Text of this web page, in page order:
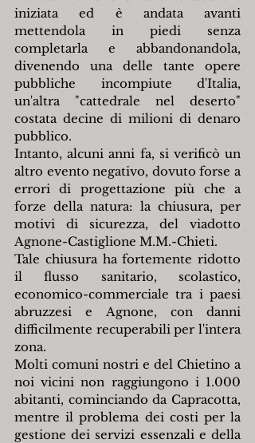
iniziata ed è andata avanti
mettendola in piedi senza
completarla e abbandonandola,
divenendo una delle tante opere
pubbliche incompiute d'Italia,
un'altra "cattedrale nel deserto"
costata decine di milioni di denaro
pubblico.
Intanto, alcuni anni fa, si verificò un
altro evento negativo, dovuto forse a
errori di progettazione più che a
forze della natura: la chiusura, per
motivi di sicurezza, del viadotto
Agnone-Castiglione M.M.-Chieti.
Tale chiusura ha fortemente ridotto
il flusso sanitario, scolastico,
economico-commerciale tra i paesi
abruzzesi e Agnone, con danni
difficilmente recuperabili per l'intera
zona.
Molti comuni nostri e del Chietino a
noi vicini non raggiungono i 1.000
abitanti, cominciando da Capracotta,
mentre il problema dei costi per la
gestione dei servizi essenzali e della